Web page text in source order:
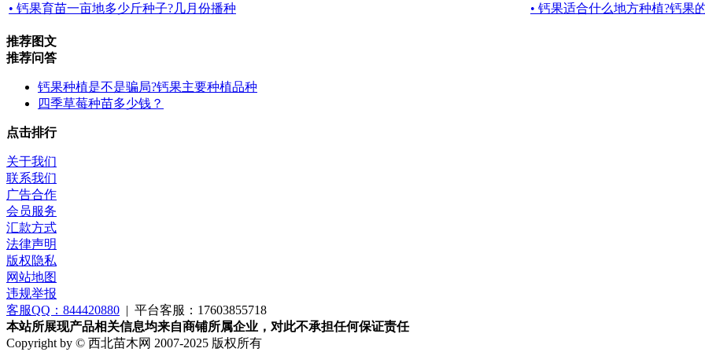
• 钙果育苗一亩地多少斤种子?几月份播种
• 钙果适合什么地方种植?钙果
推荐图文
推荐问答
钙果种植是不是骗局?钙果主要种植品种
四季草莓种苗多少钱？
点击排行
关于我们
联系我们
广告合作
会员服务
汇款方式
法律声明
版权隐私
网站地图
违规举报
客服QQ：844420880 | 平台客服：17603855718
本站所展现产品相关信息均来自商铺所属企业，对此不承担任何保证责任
Copyright by © 西北苗木网 2007-2025 版权所有